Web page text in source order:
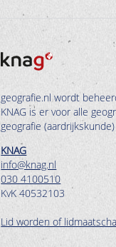
geografie.nl wordt
KNAG is er voor alle
geografie
KNAG
info@knag.nl
030 4100510
KvK 40532103
Lid worden of